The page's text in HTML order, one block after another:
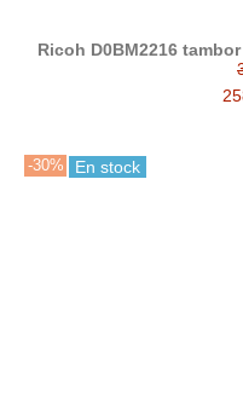
Ricoh D0BM2216
-30% En stock